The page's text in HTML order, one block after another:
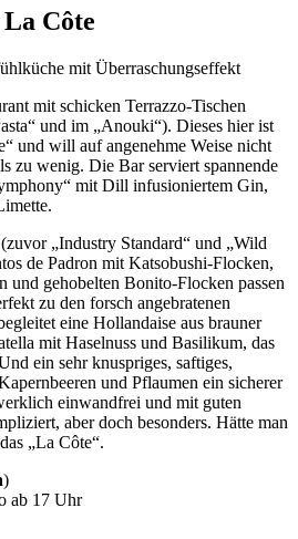
La Côte
mit Überraschungseffekt
mit schicken Terrazzo-Tischen
und im „Anouki“). Dieses hier ist
und will auf angenehme Weise nicht
zu wenig. Die Bar serviert spannende
mit Dill infusioniertem Gin,
„Industry Standard“ und „Wild
de Padron mit Katsobushi-Flocken,
und gehobelten Bonito-Flocken passen
zu den forsch angebratenen
eine Hollandaise aus brauner
mit Haselnuss und Basilikum, das
ein sehr knuspriges, saftiges,
und Pflaumen ein sicherer
einwandfrei und mit guten
aber doch besonders. Hätte man
„La Côte“.
)
ab 17 Uhr